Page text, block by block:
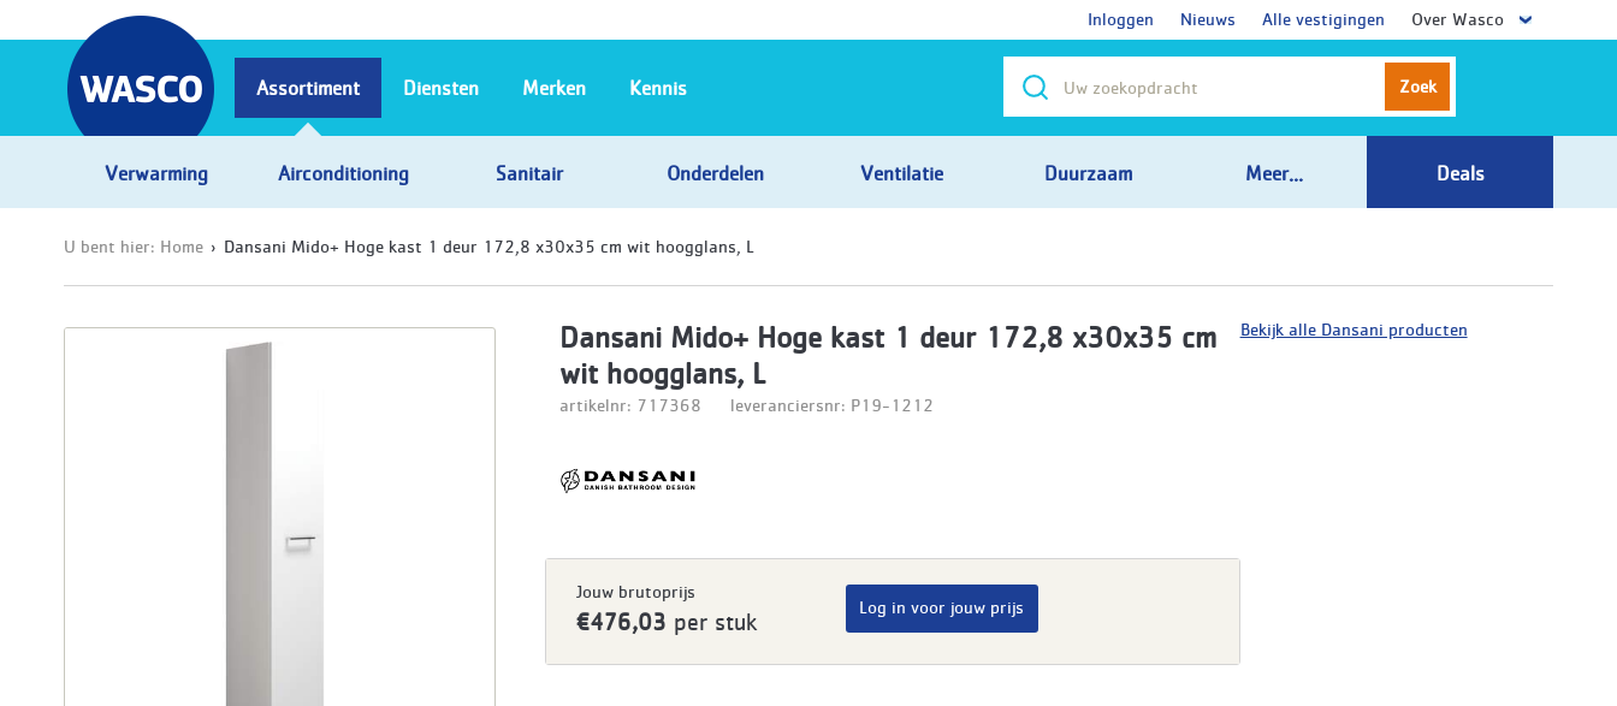
Inloggen Nieuws Alle vestigingen Over Wasco
Zoek
Assortiment
Verwarming Airconditioning Sanitair Onderdelen Ventilatie Duurzaam Meer... Deals
Diensten Merken Kennis
U bent hier: Home Dansani Mido+ Hoge kast 1 deur 172,8 x30x35 cm wit hoogglans, L
Dansani Mido+ Hoge kast 1 deur 172,8 x30x35 cm
wit hoogglans, L
artikelnr: 717368 leveranciersnr: P19-1212
Jouw brutoprijs
€476,03 per stuk
Log in voor jouw prijs
Bekijk alle Dansani producten